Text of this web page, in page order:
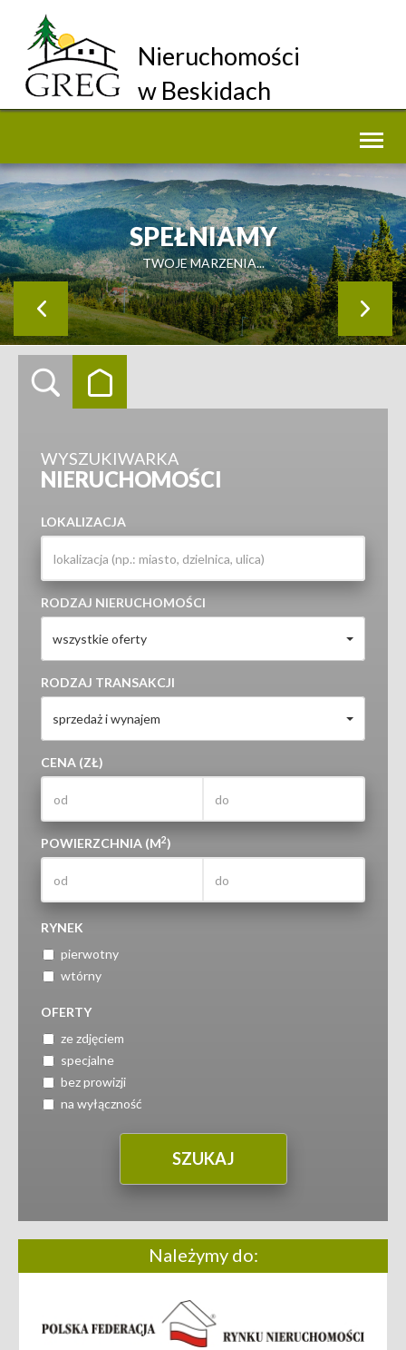
Nieruchomości
w Beskidach
SPEŁNIAMY
TWOJE MARZENIA...
WYSZUKIWARKA
NIERUCHOMOŚCI
LOKALIZACJA
RODZAJ NIERUCHOMOŚCI
wszystkie oferty
RODZAJ TRANSAKCJI
sprzedaż i wynajem
CENA (ZŁ)
POWIERZCHNIA (M2)
RYNEK
pierwotny
wtórny
OFERTY
ze zdjęciem
specjalne
bez prowizji
na wyłączność
Należymy do: